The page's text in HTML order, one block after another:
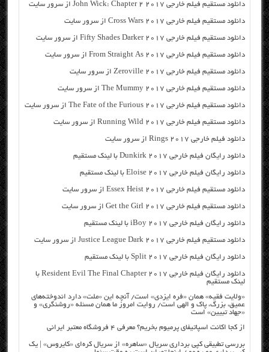
دانلود مستقیم فیلم خارجی John Wick: Chapter 2 2017 از سرور سایت
دانلود مستقیم فیلم خارجی Cross Wars 2017 از سرور سایت
دانلود مستقیم فیلم خارجی Fifty Shades Darker 2017 از سرور سایت
دانلود مستقیم فیلم خارجی From Straight As 2017 از سرور سایت
دانلود مستقیم فیلم خارجی Zeroville 2017 از سرور سایت
دانلود مستقیم فیلم خارجی The Mummy 2017 از سرور سایت
دانلود مستقیم فیلم خارجی The Fate of the Furious 2017 از سرور سایت
دانلود مستقیم فیلم خارجی Running Wild 2017 از سرور سایت
دانلود فیلم خارجی Rings 2017 از سرور سایت
دانلود رایگان فیلم خارجی Dunkirk 2017 با لینک مستقیم
دانلود رایگان فیلم خارجی Eloise 2017 با لینک مستقیم
دانلود مستقیم فیلم خارجی Essex Heist 2017 از سرور سایت
دانلود مستقیم فیلم خارجی Get the Girl 2017 از سرور سایت
دانلود رایگان فیلم خارجی iBoy 2017 با لینک مستقیم
دانلود مستقیم فیلم خارجی Justice League Dark 2017 از سرور سایت
دانلود رایگان فیلم خارجی Split 2017 با لینک مستقیم
دانلود رایگان فیلم خارجی Resident Evil The Final Chapter 2017 با
لینک مستقیم
«ولایت فقیه» همان «فره ایزدی» است/ آنچه این «ملت» دارد اندوخته‌های
عمیق، بزرگ، پاک و الهی است/ روایت امروز ما همان مسئله «روشنگری» و
«جهاد تبیین» است
از کجا اکانت اسپاتیفای پرمیوم بخریم؟ معرفی ۴ فروشگاه معتبر ایرانی
بررسی تطبیقی کپی برداری سریال «ساهره» از سریال کره‌ای «کایروس» | یک